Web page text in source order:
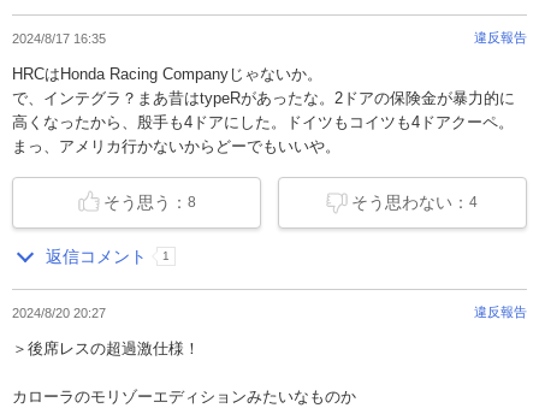
2024/8/17 16:35 違反報告
HRCはHonda Racing Companyじゃないか。
で、インテグラ？まあ昔はtypeRがあったな。2ドアの保険金が暴力的に
高くなったから、殷手も4ドアにした。ドイツもコイツも4ドアクーペ。
まっ、アメリカ行かないからどーでもいいや。
そう思わない：4
そう思う： 8
返信コメント 1
2024/8/20 20:27 違反報告
＞後席レスの超過激仕様！
カローラのモリゾーエディションみたいなものか